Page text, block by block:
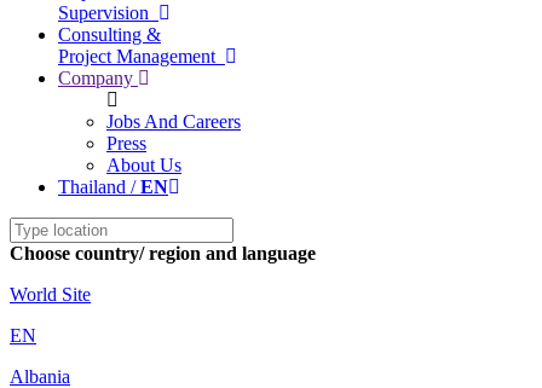
Supervision
Consulting &
Project Management
Company
Jobs And Careers
Press
About Us
Thailand /EN
Choose country/ region and language
World Site
EN
Albania